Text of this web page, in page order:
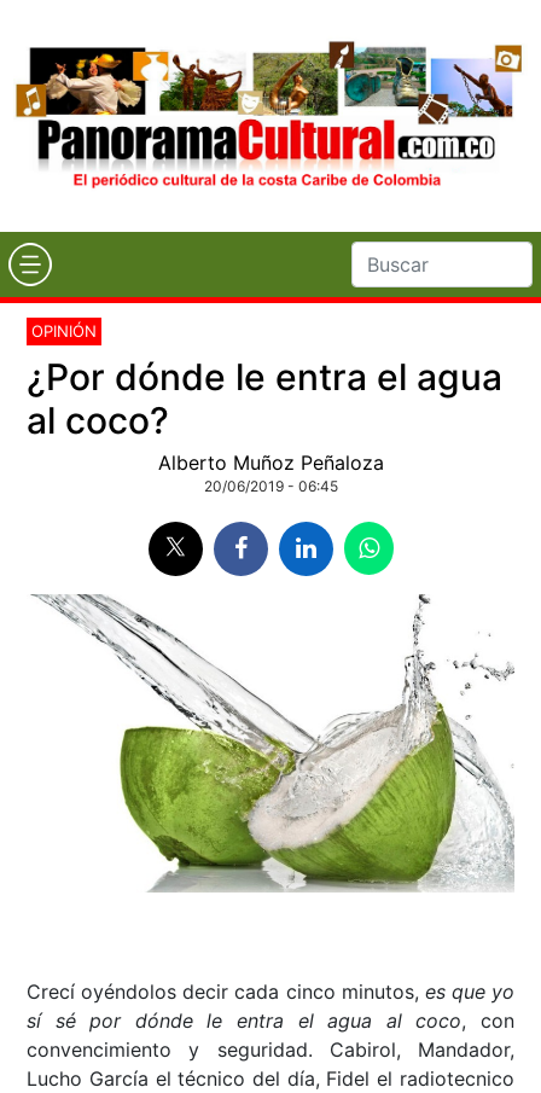
OPINIÓN
¿Por dónde le entra el agua
al coco?
Alberto Muñoz Peñaloza
20/06/2019 - 06:45
Crecí oyéndolos decir cada cinco minutos, es que yo
sí sé por dónde le entra el agua al coco, con
convencimiento y seguridad. Cabirol, Mandador,
Lucho García el técnico del día, Fidel el radiotecnico